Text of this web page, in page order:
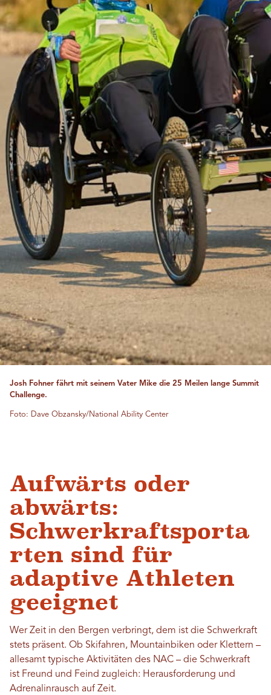
Josh Fohner fährt mit seinem Vater Mike die 25 Meilen lange Summit
Challenge.
Foto: Dave Obzansky/National Ability Center
Aufwärts oder
abwärts:
Schwerkraftsporta
rten sind für
adaptive Athleten
geeignet
Wer Zeit in den Bergen verbringt, dem ist die Schwerkraft
stets präsent. Ob Skifahren, Mountainbiken oder Klettern –
allesamt typische Aktivitäten des NAC – die Schwerkraft
ist Freund und Feind zugleich: Herausforderung und
Adrenalinrausch auf Zeit.